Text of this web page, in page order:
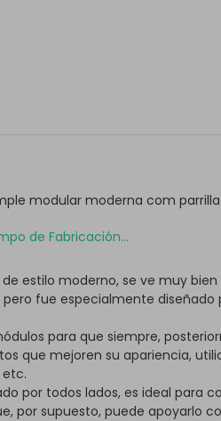
modular moderna com
de Fabricación...
estilo moderno, se ve muy
fue especialmente diseñado
para que siempre,
que mejoren su apariencia,
por todos lados, es ideal para
por supuesto, puede apoyarlo